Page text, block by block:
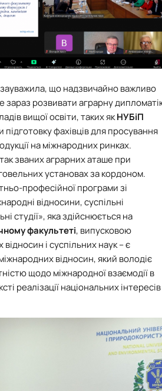
що надзвичайно важливо
зараз розвиватиаграрну
вищої освіти, таких якНУБіП
підготовку фахівців для просування
на міжнародних ринках.
званих аграрних аташе при
установах за кордоном.
професійної програми зі
відносини, суспільні
студії», яка здійснюється на
факультеті, випусковою
і суспільних наук–є
відносин, який володіє
щодо міжнародної взаємодії в
реалізації національних інтересів